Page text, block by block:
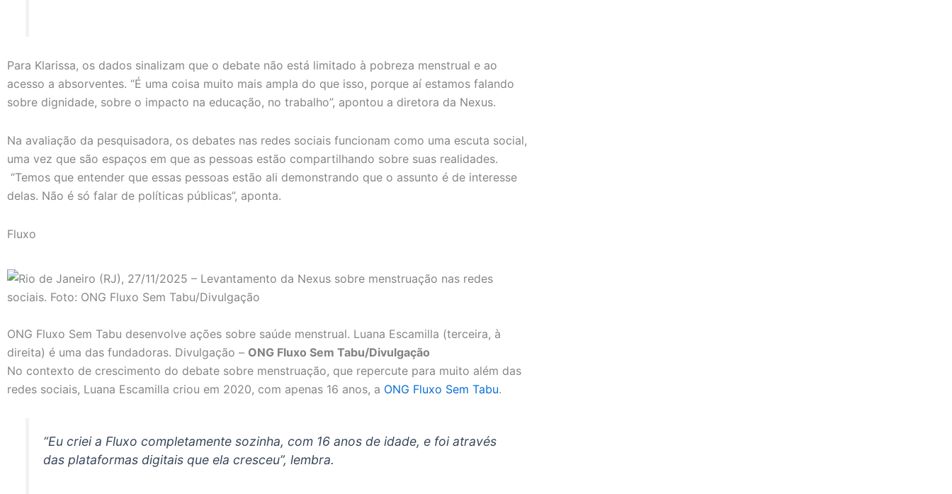
Para Klarissa, os dados sinalizam que o debate não está limitado à pobreza menstrual e ao
acesso a absorventes. “É uma coisa muito mais ampla do que isso, porque aí estamos falando
sobre dignidade, sobre o impacto na educação, no trabalho”, apontou a diretora da Nexus.
Na avaliação da pesquisadora, os debates nas redes sociais funcionam como uma escuta social,
uma vez que são espaços em que as pessoas estão compartilhando sobre suas realidades.
“Temos que entender que essas pessoas estão ali demonstrando que o assunto é de interesse
delas. Não é só falar de políticas públicas”, aponta.
Fluxo
ONG Fluxo Sem Tabu desenvolve ações sobre saúde menstrual. Luana Escamilla (terceira, à
direita) é uma das fundadoras. Divulgação – ONG Fluxo Sem Tabu/Divulgação
No contexto de crescimento do debate sobre menstruação, que repercute para muito além das
redes sociais, Luana Escamilla criou em 2020, com apenas 16 anos, a ONG Fluxo Sem Tabu.
“Eu criei a Fluxo completamente sozinha, com 16 anos de idade, e foi através
das plataformas digitais que ela cresceu”, lembra.